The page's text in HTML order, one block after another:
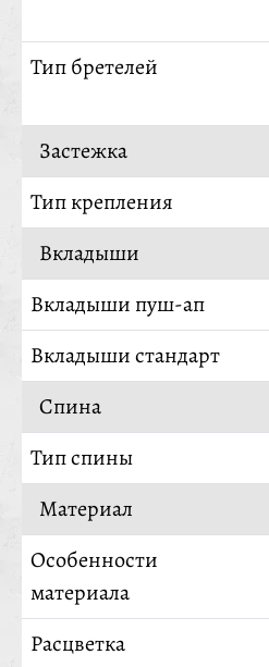
Тип бретелей
Застежка
Тип крепления
Вкладыши
Вкладыши пуш-ап
Вкладыши стандарт
Спина
Тип спины
Материал
Особенности
материала
Расцветка